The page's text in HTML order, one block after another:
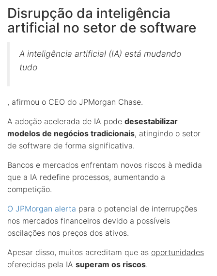
Disrupção da inteligência
artificial no setor de software
A inteligência artificial (IA) está mudando
tudo
, afirmou o CEO do JPMorgan Chase.
A adoção acelerada de IA pode desestabilizar
modelos de negócios tradicionais, atingindo o setor
de software de forma significativa.
Bancos e mercados enfrentam novos riscos à medida
que a IA redefine processos, aumentando a
competição.
O JPMorgan alerta para o potencial de interrupções
nos mercados financeiros devido a possíveis
oscilações nos preços dos ativos.
Apesar disso, muitos acreditam que as oportunidades
oferecidas pela IA superam os riscos.